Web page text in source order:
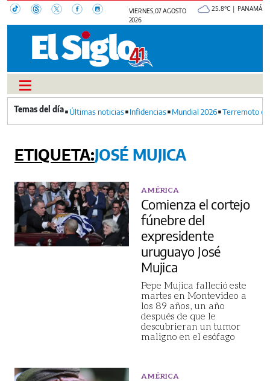
VIERNES, 07 AGOSTO
2026
25.8°C | PANAMÁ
Últimas noticias Infidencias Mundial 2026 Terremoto
JOSÉ MUJICA
AMÉRICA
Comienza el cortejo
fúnebre del
expresidente
uruguayo José
Mujica
Pepe Mujica falleció este
martes en Montevideo a
los 89 años, un año
después de que le
descubrieran un tumor
maligno en el esófago
AMÉRICA